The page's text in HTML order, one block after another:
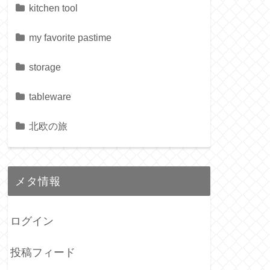
kitchen tool
my favorite pastime
storage
tableware
北欧の旅
メタ情報
ログイン
投稿フィード